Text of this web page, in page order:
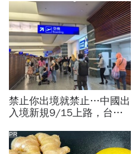
禁止你出境就禁止…中國出
入境新規9/15上路，台灣
職業特別注意：前例在這
PR